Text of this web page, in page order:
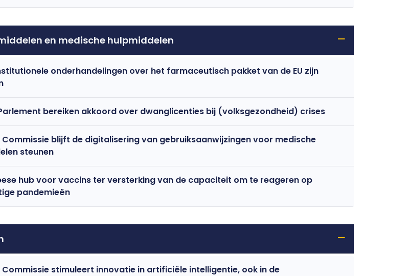
en medische hulpmiddelen
onderhandelingen over het farmaceutisch pakket van de EU zijn
bereiken akkoord over dwanglicenties bij (volksgezondheid) crises
Commissie blijft de digitalisering van gebruiksaanwijzingen voor medische
steunen
hub voor vaccins ter versterking van de capaciteit om te reageren op
pandemieën
Commissie stimuleert innovatie in artificiële intelligentie, ook in de